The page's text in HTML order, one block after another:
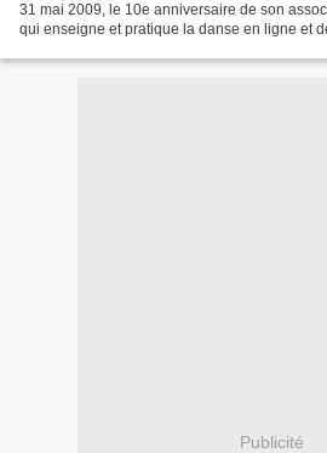
31 mai 2009, le 10e anniversaire de son
qui enseigne et pratique la danse en ligne et
Publicité